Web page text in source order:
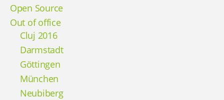
Open Source
Out of office
Cluj 2016
Darmstadt
Göttingen
München
Neubiberg